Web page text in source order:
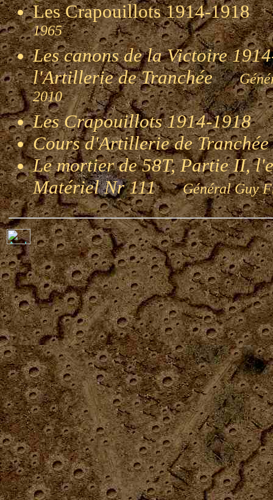
Les Crapouillots 1914-
1965
Les canons de la Victoire
l'Artillerie de Tranchée
2010
Les Crapouillots 1914-1918
Cours d'Artillerie de Tranchée
Le mortier de 58T, Partie II,
Matériel Nr 111Général